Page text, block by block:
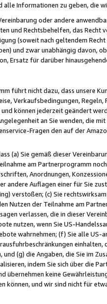
alle Informationen zu geben, die
oder andere
und Rechtsbehelfen, das
(soweit nach geltendem
und zwar unabhängig davon,
Ersatz für darüber
führt nicht dazu, dass unsere
Verkaufsbedingungen,
können jederzeit geändert
an Sie wenden, die
Fragen den auf der
(a) Sie gemäß dieser
am Partnerprogramm
Anordnungen,
andere Auflagen einer für Sie
verstoßen; (c) Sie
Nutzen der Teilnahme am
verlassen, die in dieser
nutzen, wenn Sie US-
wahrnehmen; (f) Sie alle
und (g) die Angaben, die Sie im
indem Sie sich über die
übernehmen keine
können, und wir sind nicht für